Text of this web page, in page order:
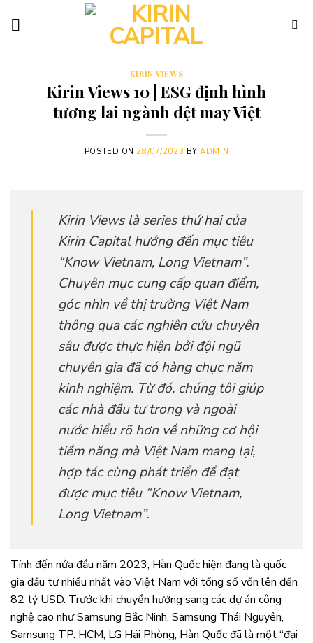
KIRIN VIEWS
Kirin Views 10 | ESG định hình
tương lai ngành dệt may Việt
POSTED ON 28/07/2023 BYADMIN
Kirin Views là series thứ hai của
Kirin Capital hướng đến mục tiêu
“Know Vietnam, Long Vietnam”.
Chuyên mục cung cấp quan điểm,
góc nhìn về thị trường Việt Nam
thông qua các nghiên cứu chuyên
sâu được thực hiện bởi đội ngũ
chuyên gia đã có hàng chục năm
kinh nghiệm. Từ đó, chúng tôi giúp
các nhà đầu tư trong và ngoài
nước hiểu rõ hơn về những cơ hội
tiềm năng mà Việt Nam mang lại,
hợp tác cùng phát triển để đạt
được mục tiêu “Know Vietnam,
Long Vietnam”.
Tính đến nửa đầu năm 2023, Hàn Quốc hiện đang là quốc
gia đầu tư nhiều nhất vào Việt Nam với tổng số vốn lên đến
82 tỷ USD. Trước khi chuyển hướng sang các dự án công
nghệ cao như Samsung Bắc Ninh, Samsung Thái Nguyên,
Samsung TP. HCM, LG Hải Phòng, Hàn Quốc đã là một “đại